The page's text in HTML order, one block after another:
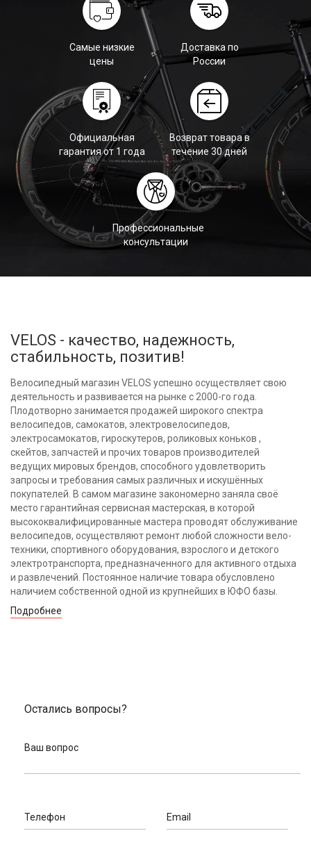
Самые низкие
цены
Доставка по
России
Официальная
гарантия от 1 года
Возврат товара в
течение 30 дней
Профессиональные
консультации
VELOS - качество, надежность,
стабильность, позитив!
Велосипедный магазин VELOS успешно осуществляет свою
деятельность и развивается на рынке с 2000-го года.
Плодотворно занимается продажей широкого спектра
велосипедов, самокатов, электровелосипедов,
электросамокатов, гироскутеров, роликовых коньков ,
скейтов, запчастей и прочих товаров производителей
ведущих мировых брендов, способного удовлетворить
запросы и требования самых различных и искушённых
покупателей. В самом магазине закономерно заняла своё
место гарантийная сервисная мастерская, в которой
высококвалифицированные мастера проводят обслуживание
велосипедов, осуществляют ремонт любой сложности вело-
техники, спортивного оборудования, взрослого и детского
электротранспорта, предназначенного для активного отдыха
и развлечений. Постоянное наличие товара обусловлено
наличием собственной одной из крупнейших в ЮФО базы.
Подробнее
Остались вопросы?
Ваш вопрос
Телефон Email